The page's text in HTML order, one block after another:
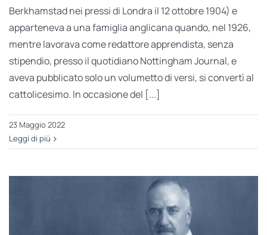
Berkhamstad nei pressi di Londra il 12 ottobre 1904) e
apparteneva a una famiglia anglicana quando, nel 1926,
mentre lavorava come redattore apprendista, senza
stipendio, presso il quotidiano Nottingham Journal, e
aveva pubblicato solo un volumetto di versi, si convertì al
cattolicesimo. In occasione del [...]
23 Maggio 2022
Leggi di più